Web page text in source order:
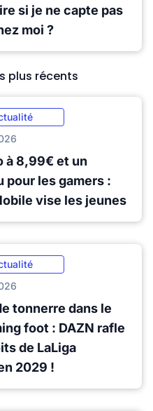
si je ne capte pas
moi ?
plus récents
à 8,99€ et un
pour les gamers :
vise les jeunes
tonnerre dans le
foot : DAZN rafle
de LaLiga
2029 !